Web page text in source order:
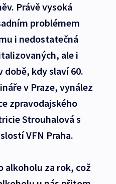
Právě vysoká
problémem
i nedostatečná
ale i
době, kdy slaví 60.
v Praze, vynález
zpravodajského
Strouhalová s
VFN Praha.
alkoholu za rok, což